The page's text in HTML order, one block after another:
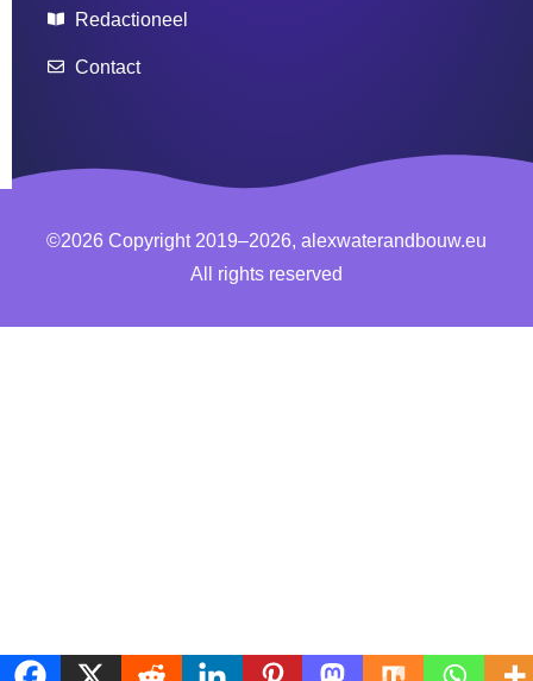
Redactioneel
Contact
©2026 Copyright 2019–2026, alexwaterandbouw.eu
All rights reserved